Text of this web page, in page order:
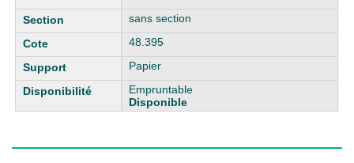
sans section
48.395
Papier
Empruntable
Disponible